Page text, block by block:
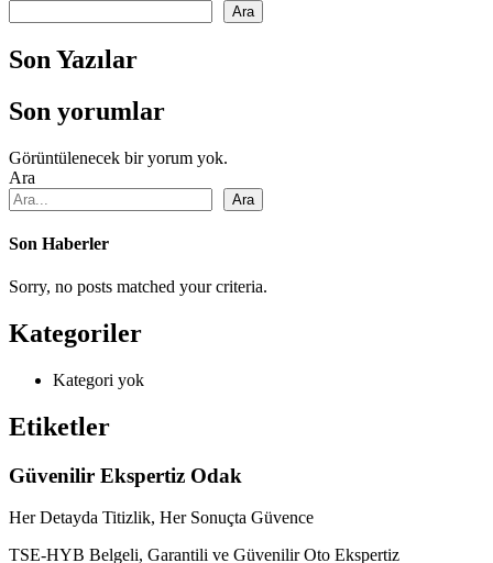
Ara
Son Yazılar
Son yorumlar
Görüntülenecek bir yorum yok.
Ara
Ara
Son Haberler
Sorry, no posts matched your criteria.
Kategoriler
Kategori yok
Etiketler
Güvenilir Ekspertiz Odak
Her Detayda Titizlik, Her Sonuçta Güvence
TSE-HYB Belgeli, Garantili ve Güvenilir Oto Ekspertiz